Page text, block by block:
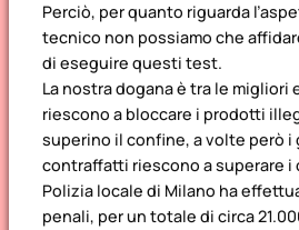
Perciò, per quanto riguarda
tecnico non possiamo che
di eseguire questi test.
La nostra dogana è tra le migliori
riescono a bloccare i prodotti
superino il confine, a volte però i
contraffatti riescono a superare i
Polizia locale di Milano ha
penali, per un totale di circa